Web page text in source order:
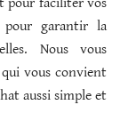
pour garantir la
Nous vous
vous convient
aussi simple et